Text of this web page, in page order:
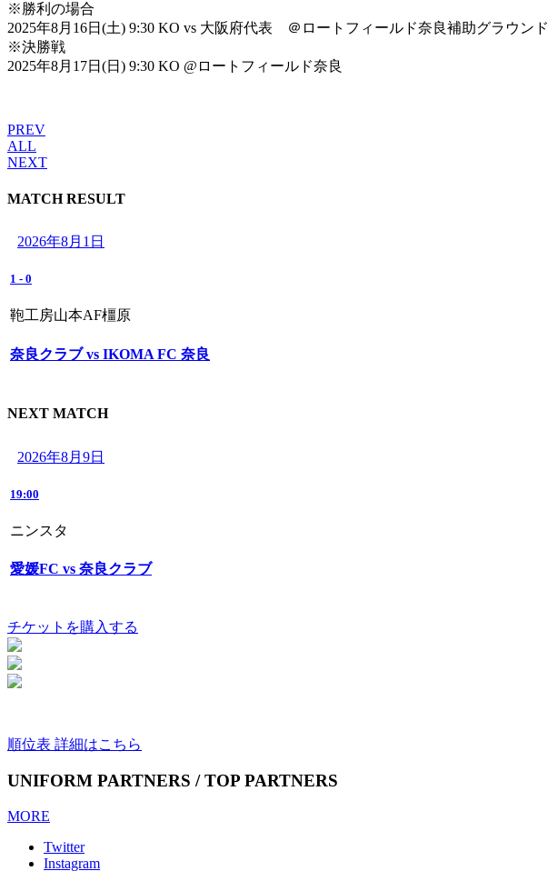
※勝利の場合
2025年8月16日(土) 9:30 KO vs 大阪府代表 ＠ロートフィールド奈良補助グラウンド
※決勝戦
2025年8月17日(日) 9:30 KO @ロートフィールド奈良
PREV
ALL
NEXT
MATCH RESULT
2026年8月1日
1 - 0
鞄工房山本AF橿原
奈良クラブ vs IKOMA FC 奈良
NEXT MATCH
2026年8月9日
19:00
ニンスタ
愛媛FC vs 奈良クラブ
チケットを購入する
順位表 詳細はこちら
UNIFORM PARTNERS / TOP PARTNERS
MORE
Twitter
Instagram